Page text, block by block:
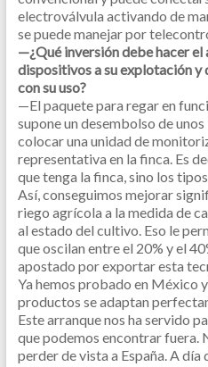
electroválvula activando de
se puede manejar por
—¿Qué inversión debe hacer
dispositivos a su explotación y
con su uso?
—El paquete para regar en
supone un desembolso de
colocar una unidad de
representativa en la finca. Es
que tenga la finca, sino los
Así, conseguimos mejorar
riego agrícola a la medida de
al estado del cultivo. Eso le
que oscilan entre el 20% y el
apostado por exportar esta
Ya hemos probado en México
productos se adaptan
Este arranque nos ha servido
que podemos encontrar fuera.
perder de vista a España. A